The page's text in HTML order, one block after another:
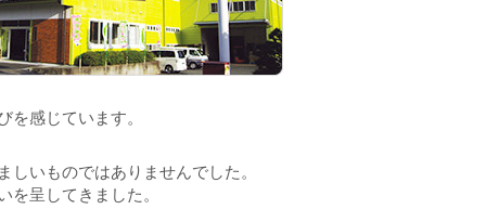
感じています。
いものではありませんでした。
呈してきました。